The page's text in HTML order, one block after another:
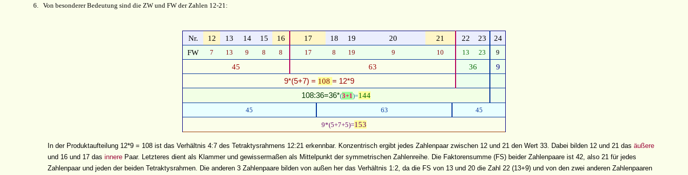
6. Von besonderer Bedeutung sind die ZW und FW der Zahlen 12-21:
Nr. 12 13 14 15 16 17 18 19 20 21 22 23
24
FW
7 13 9 8 8 17 8 19 9 10 13 23 9
45 63 36
9
9*(5+7) = 108 = 12*9
108:36=36*(3+1)=144
45 63
45
9*(5+7+5)=153
In der Produktaufteilung 12*9 = 108 ist das Verhältnis 4:7 des Tetraktysrahmens 12:21 erkennbar. Konzentrisch ergibt jedes Zahlenpaar zwischen 12 und 21 den Wert 33. Dabei bilden 12 und 21 dasäußere
und 16 und 17 dasinnere Paar. Letzteres dient als Klammer und gewissermaßen als Mittelpunkt der symmetrischen Zahlenreihe. Die Faktorensumme (FS) beider Zahlenpaare ist 42, also 21 für jedes
Zahlenpaar und jeden der beiden Tetraktysrahmen. Die anderen 3 Zahlenpaare bilden von außen her das Verhältnis 1:2, da die FS von 13 und 20 die Zahl 22 (13+9) und von den zwei anderen Zahlenpaaren